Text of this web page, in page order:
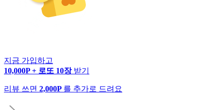
지금 가입하고
10,000P + 로또 10장 받기
리뷰 쓰면 2,000P 를 추가로 드려요